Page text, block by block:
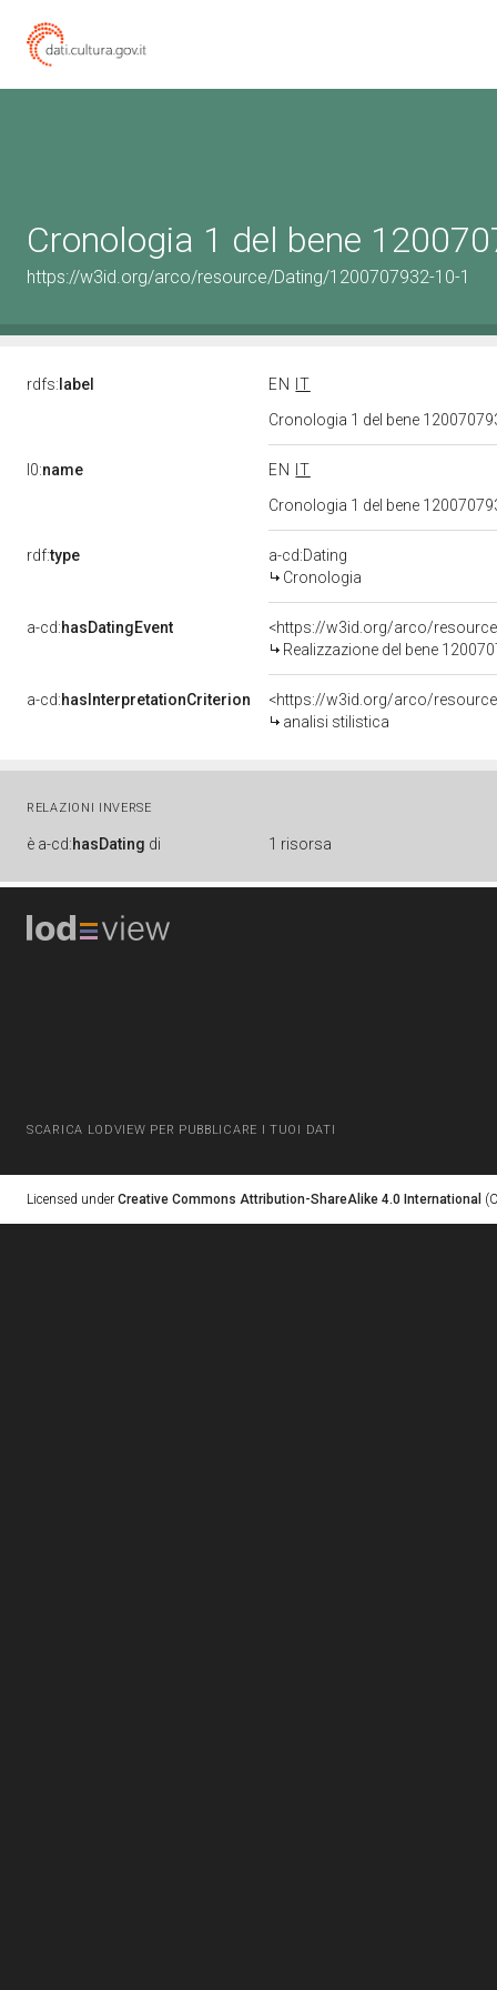
Cronologia 1 del bene
https://w3id.org/arco/resource/Dating/1200707932-10-1
rdfs: label EN
IT
Cronologia 1 del bene
l0:name EN
IT
Cronologia 1 del bene
rdf:type
a-cd:Dating
Cronologia
a-cd:hasDatingEvent
<https://w3id.org/arco/
Realizzazione del bene
a-cd:hasInterpretationCriterion
<https://w3id.org/arco/
analisi stilistica
RELAZIONI INVERSE
è a-cd:hasDating di 1 risorsa
SCARICA LODVIEW PER PUBBLICARE I TUOI DATI
Licensed under Creative Commons Attribution-ShareAlike 4.0 International